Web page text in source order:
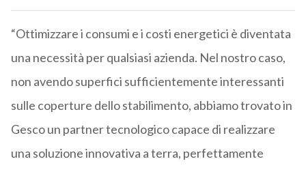
“Ottimizzare i consumi e i costi energetici è diventata
una necessità per qualsiasi azienda. Nel nostro caso,
non avendo superfici sufficientemente interessanti
sulle coperture dello stabilimento, abbiamo trovato in
Gesco un partner tecnologico capace di realizzare
una soluzione innovativa a terra, perfettamente